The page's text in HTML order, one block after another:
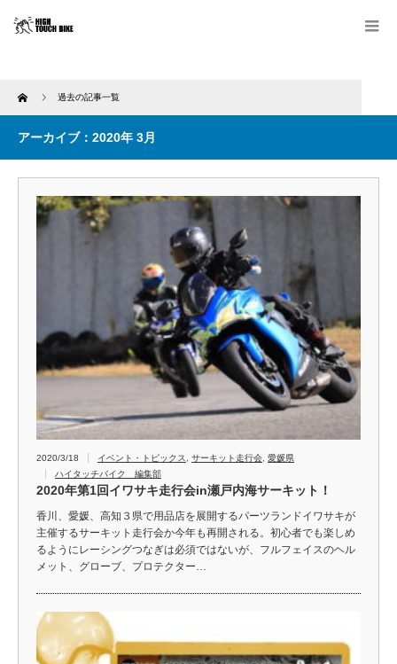
Home 過去の記事一覧
アーカイブ：2020年 3月
2020/3/18 イベント・トピックス サーキット走行会 愛媛県
ハイタッチバイク 編集部
2020年第1回イワサキ走行会in瀬戸内海サーキット！
香川、愛媛、高知３県で用品店を展開するパーツランドイワサキが
主催するサーキット走行会か今年も再開される。初心者でも楽しめ
るようにレーシングつなぎは必須ではないが、フルフェイスのヘル
メット、グローブ、プロテクター…